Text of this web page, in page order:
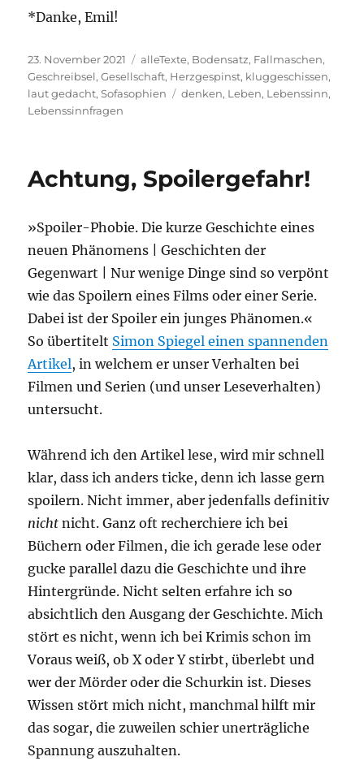
*Danke, Emil!
Veröffentlicht
am
23. November 2021 Kategorien
alleTexte, Bodensatz, Fallmaschen,
Geschreibsel,Gesellschaft, Herzgespinst, kluggeschissen,
laut gedacht,Sofasophien Schlagwörter
denken, Leben, Lebenssinn,
Lebenssinnfragen
Achtung, Spoilergefahr!
»Spoiler-Phobie. Die kurze Geschichte eines
neuen Phänomens | Geschichten der
Gegenwart | Nur wenige Dinge sind so verpönt
wie das Spoilern eines Films oder einer Serie.
Dabei ist der Spoiler ein junges Phänomen.«
So übertitelt Simon Spiegel einen spannenden
Artikel, in welchem er unser Verhalten bei
Filmen und Serien (und unser Leseverhalten)
untersucht.
Während ich den Artikel lese, wird mir schnell
klar, dass ich anders ticke, denn ich lasse gern
spoilern. Nicht immer, aber jedenfalls definitiv
nichtnicht. Ganz oft recherchiere ich bei
Büchern oder Filmen, die ich gerade lese oder
gucke parallel dazu die Geschichte und ihre
Hintergründe. Nicht selten erfahre ich so
absichtlich den Ausgang der Geschichte. Mich
stört es nicht, wenn ich bei Krimis schon im
Voraus weiß, ob X oder Y stirbt, überlebt und
wer der Mörder oder die Schurkin ist. Dieses
Wissen stört mich nicht, manchmal hilft mir
das sogar, die zuweilen schier unerträgliche
Spannung auszuhalten.